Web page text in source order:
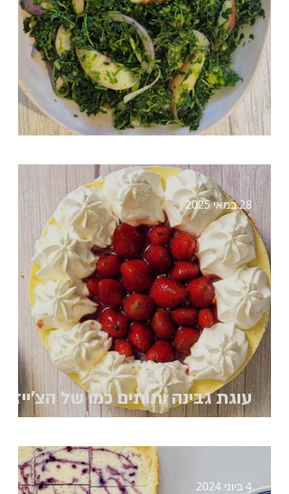
עוגת גבינה ותותים כמו של הצ'ייז
28 במאי 2025
4 ביוני 2024